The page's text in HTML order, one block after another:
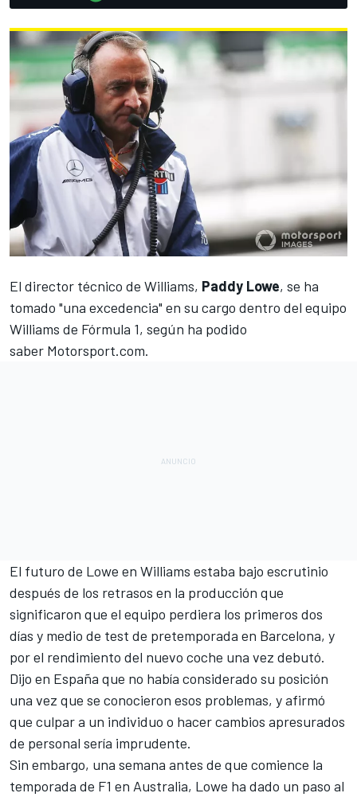
El director técnico de Williams, Paddy Lowe, se ha
tomado "una excedencia" en su cargo dentro del equipo
Williams de Fórmula 1, según ha podido
saber Motorsport.com.
El futuro de Lowe en Williams estaba bajo escrutinio
después de los retrasos en la producción que
significaron que el equipo perdiera los primeros dos
días y medio de test de pretemporada en Barcelona, ​​y
por el rendimiento del nuevo coche una vez debutó.
Dijo en España que no había considerado su posición
una vez que se conocieron esos problemas, y afirmó
que culpar a un individuo o hacer cambios apresurados
de personal sería imprudente.
Sin embargo, una semana antes de que comience la
temporada de F1 en Australia, Lowe ha dado un paso al